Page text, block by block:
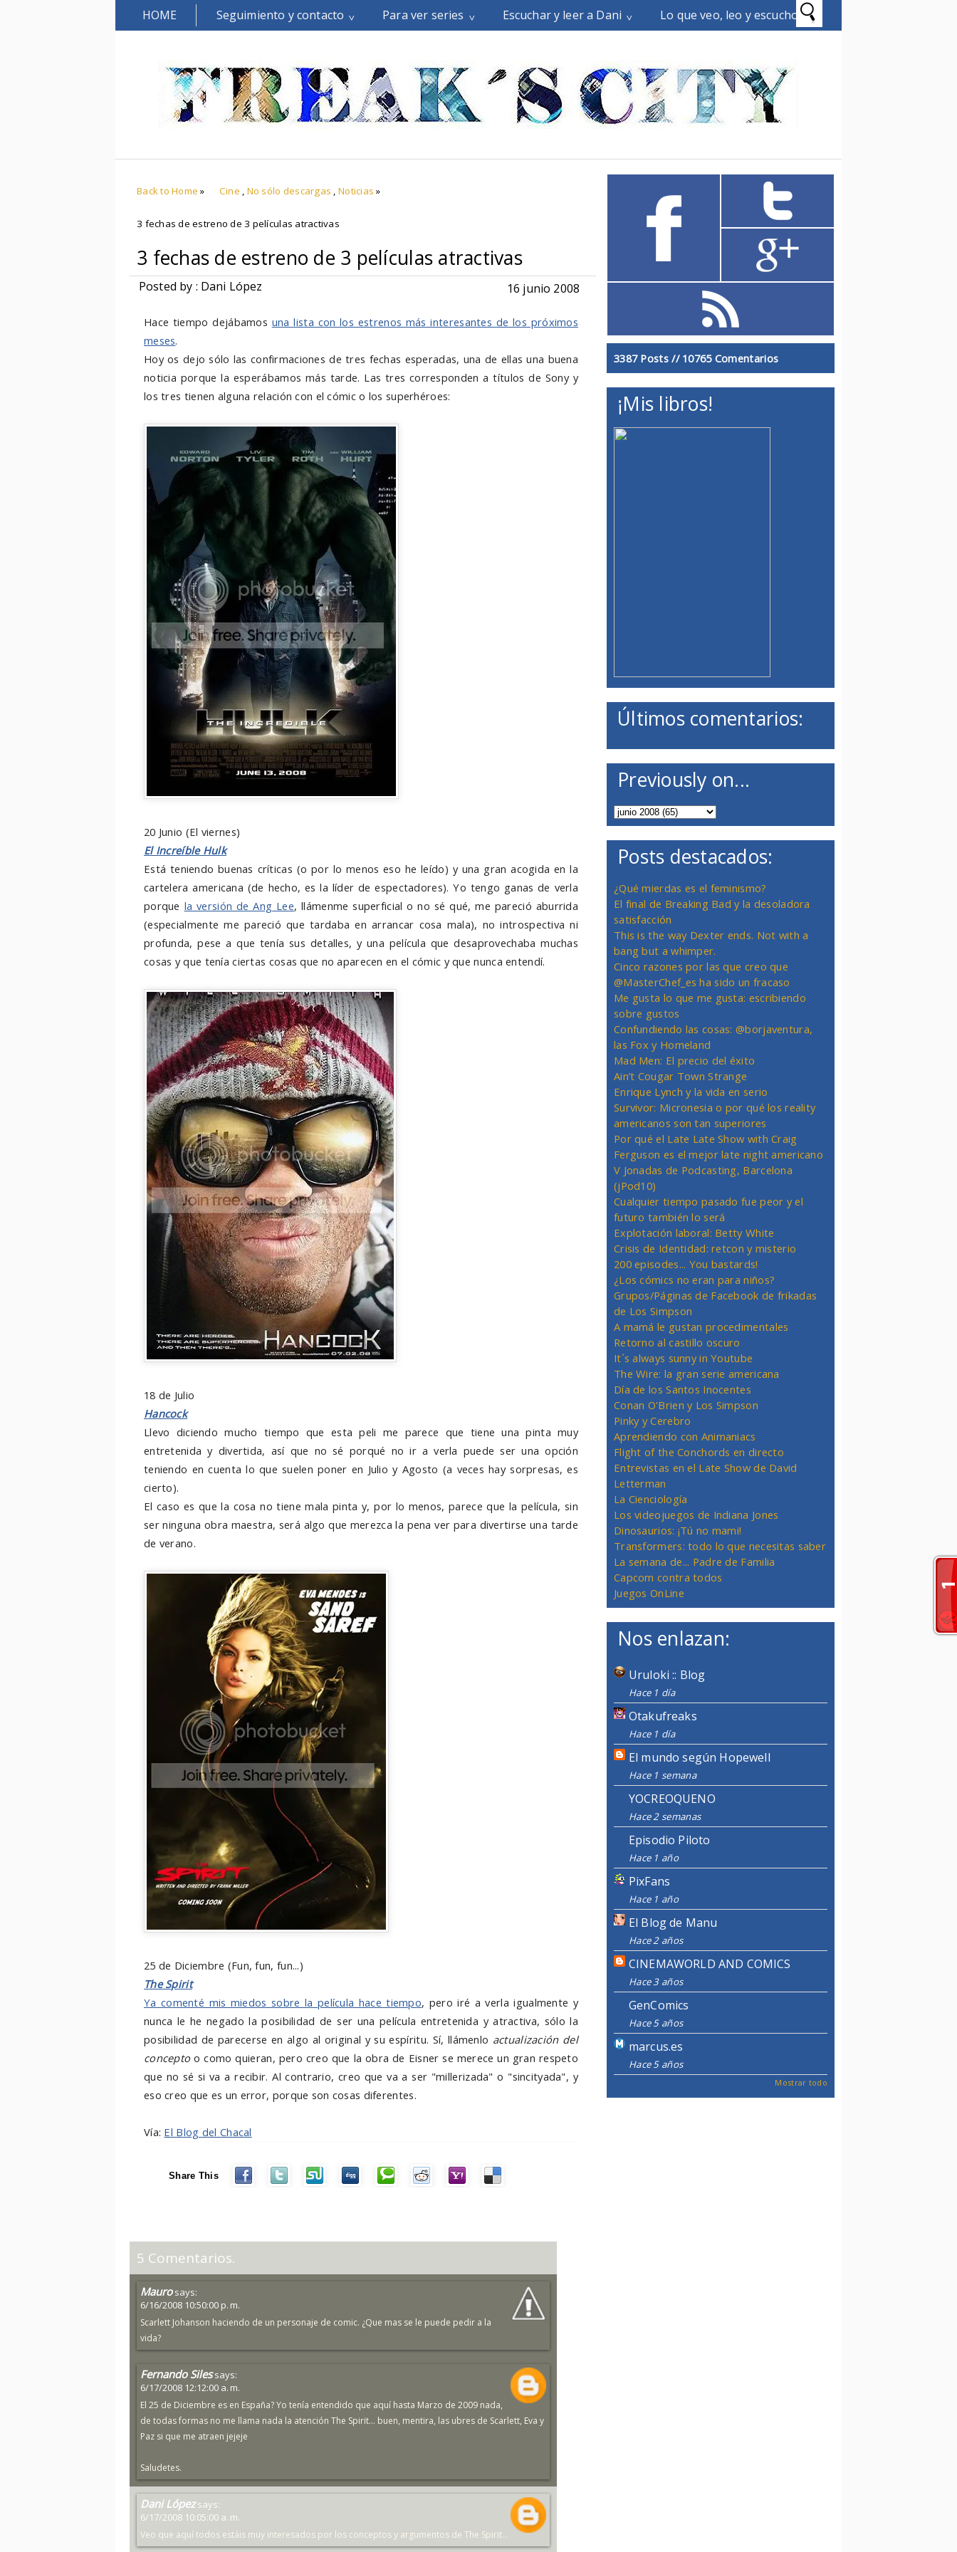
HOME Seguimiento y contacto Para ver series Escuchar y leer a Dani Lo que veo, leo y escucho
Back to Home » Cine , No sólo descargas , Noticias »
3 fechas de estreno de 3 películas atractivas
3 fechas de estreno de 3 películas atractivas
Posted by : Dani López 16 junio 2008
Hace tiempo dejábamos una lista con los estrenos más interesantes de los próximos
meses.
Hoy os dejo sólo las confirmaciones de tres fechas esperadas, una de ellas una buena
noticia porque la esperábamos más tarde. Las tres corresponden a títulos de Sony y
los tres tienen alguna relación con el cómic o los superhéroes:
20 Junio (El viernes)
El Increíble Hulk
Está teniendo buenas críticas (o por lo menos eso he leído) y una gran acogida en la
cartelera americana (de hecho, es la líder de espectadores). Yo tengo ganas de verla
porque la versión de Ang Lee, llámenme superficial o no sé qué, me pareció aburrida
(especialmente me pareció que tardaba en arrancar cosa mala), no introspectiva ni
profunda, pese a que tenía sus detalles, y una película que desaprovechaba muchas
cosas y que tenía ciertas cosas que no aparecen en el cómic y que nunca entendí.
18 de Julio
Hancock
Llevo diciendo mucho tiempo que esta peli me parece que tiene una pinta muy
entretenida y divertida, así que no sé porqué no ir a verla puede ser una opción
teniendo en cuenta lo que suelen poner en Julio y Agosto (a veces hay sorpresas, es
cierto).
El caso es que la cosa no tiene mala pinta y, por lo menos, parece que la película, sin
ser ninguna obra maestra, será algo que merezca la pena ver para divertirse una tarde
de verano.
25 de Diciembre (Fun, fun, fun...)
The Spirit
Ya comenté mis miedos sobre la película hace tiempo, pero iré a verla igualmente y
nunca le he negado la posibilidad de ser una película entretenida y atractiva, sólo la
posibilidad de parecerse en algo al original y su espíritu. Sí, llámenlo actualización del
conceptoo como quieran, pero creo que la obra de Eisner se merece un gran respeto
que no sé si va a recibir. Al contrario, creo que va a ser "millerizada" o "sincityada", y
eso creo que es un error, porque son cosas diferentes.
Vía: El Blog del Chacal
Share This
5 Comentarios.
Mauro says:
6/16/2008 10:50:00 p. m.
Scarlett Johanson haciendo de un personaje de comic. ¿Que mas se le puede pedir a la
vida?
Fernando Siles says:
6/17/2008 12:12:00 a. m.
El 25 de Diciembre es en España? Yo tenía entendido que aquí hasta Marzo de 2009 nada,
de todas formas no me llama nada la atención The Spirit... buen, mentira, las ubres de Scarlett, Eva y
Paz si que me atraen jejeje
Saludetes.
Dani López says:
6/17/2008 10:05:00 a. m.
Veo que aquí todos estáis muy interesados por los conceptos y argumentos de The Spirit...
3387 Posts // 10765 Comentarios
¡Mis libros!
Últimos comentarios:
Previously on...
Posts destacados:
¿Qué mierdas es el feminismo?
El final de Breaking Bad y la desoladora
satisfacción
This is the way Dexter ends. Not with a
bang but a whimper.
Cinco razones por las que creo que
@MasterChef_es ha sido un fracaso
Me gusta lo que me gusta: escribiendo
sobre gustos
Confundiendo las cosas: @borjaventura,
las Fox y Homeland
Mad Men: El precio del éxito
Ain’t Cougar Town Strange
Enrique Lynch y la vida en serio
Survivor: Micronesia o por qué los reality
americanos son tan superiores
Por qué el Late Late Show with Craig
Ferguson es el mejor late night americano
V Jonadas de Podcasting, Barcelona
(jPod10)
Cualquier tiempo pasado fue peor y el
futuro también lo será
Explotación laboral: Betty White
Crisis de Identidad: retcon y misterio
200 episodes... You bastards!
¿Los cómics no eran para niños?
Grupos/Páginas de Facebook de frikadas
de Los Simpson
A mamá le gustan procedimentales
Retorno al castillo oscuro
It´s always sunny in Youtube
The Wire: la gran serie americana
Día de los Santos Inocentes
Conan O'Brien y Los Simpson
Pinky y Cerebro
Aprendiendo con Animaniacs
Flight of the Conchords en directo
Entrevistas en el Late Show de David
Letterman
La Cienciología
Los videojuegos de Indiana Jones
Dinosaurios: ¡Tú no mami!
Transformers: todo lo que necesitas saber
La semana de... Padre de Familia
Capcom contra todos
Juegos OnLine
Nos enlazan:
Uruloki :: Blog
Hace 1 día
Otakufreaks
Hace 1 día
El mundo según Hopewell
Hace 1 semana
YOCREOQUENO
Hace 2 semanas
Episodio Piloto
Hace 1 año
PixFans
Hace 1 año
El Blog de Manu
Hace 2 años
CINEMAWORLD AND COMICS
Hace 3 años
GenComics
Hace 5 años
marcus.es
Hace 5 años
Mostrar todo